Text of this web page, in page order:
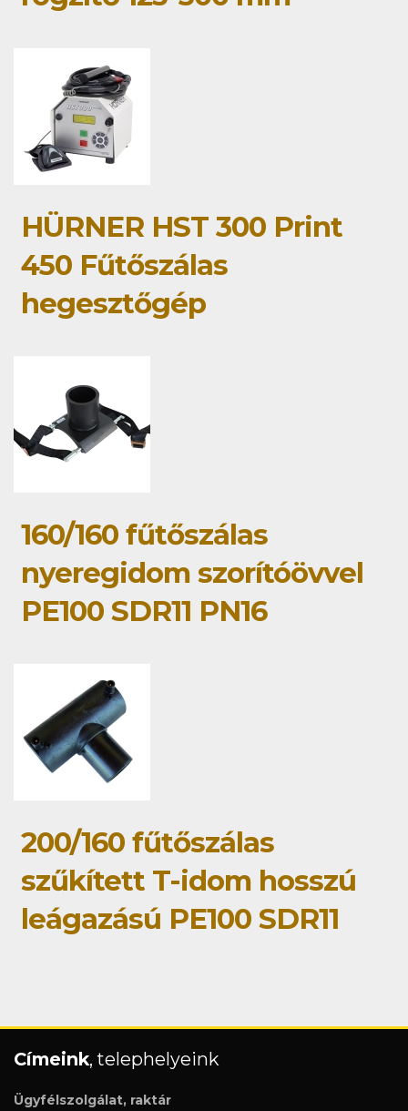
HÜRNER HST 300 Print
450 Fűtőszálas
hegesztőgép
160/160 fűtőszálas
nyeregidom szorítóövvel
PE100 SDR11 PN16
200/160 fűtőszálas
szűkített T-idom hosszú
leágazású PE100 SDR11
Címeink, telephelyeink
Ügyfélszolgálat, raktár